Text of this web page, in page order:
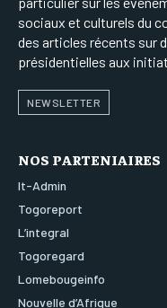
sociaux et culturels du
des articles récents sur
présidentielles aux
NEWSLETTER
NOS PARTENIAIRES
It-Admin
Togoreport
L’integral
Togoregard
Lomebougeinfo
Nouvelle d’Afrique